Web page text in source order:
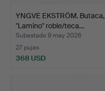
YNGVE EKSTRÖM. Butaca,
"Lamino" roble/teca…
Subastado 9 may 2026
27 pujas
368 USD